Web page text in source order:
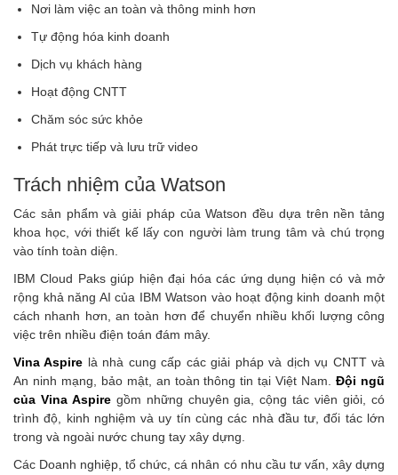
Nơi làm việc an toàn và thông minh hơn
Tự động hóa kinh doanh
Dịch vụ khách hàng
Hoạt động CNTT
Chăm sóc sức khỏe
Phát trực tiếp và lưu trữ video
Trách nhiệm của Watson
Các sản phẩm và giải pháp của Watson đều dựa trên nền tảng
khoa học, với thiết kế lấy con người làm trung tâm và chú trọng
vào tính toàn diện.
IBM Cloud Paks giúp hiện đại hóa các ứng dụng hiện có và mở
rộng khả năng AI của IBM Watson vào hoạt động kinh doanh một
cách nhanh hơn, an toàn hơn để chuyển nhiều khối lượng công
việc trên nhiều điện toán đám mây.
Vina Aspire là nhà cung cấp các giải pháp và dịch vụ CNTT và
An ninh mạng, bảo mật, an toàn thông tin tại Việt Nam.
Đội ngũ
của Vina Aspiregồm những chuyên gia, cộng tác viên giỏi, có
trình độ, kinh nghiệm và uy tín cùng các nhà đầu tư, đối tác lớn
trong và ngoài nước chung tay xây dựng.
Các Doanh nghiệp, tổ chức, cá nhân có nhu cầu tư vấn, xây dựng